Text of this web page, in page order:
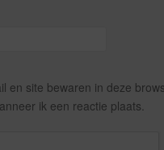
en site bewaren in deze
ik een reactie plaats.